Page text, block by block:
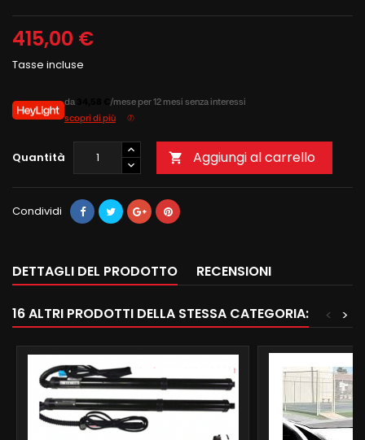
415,00 €
Tasse incluse
da
/mese per 12 mesi senza interessi
scopri di più
Quantità  Aggiungi al carrello
Condividi
DETTAGLI DEL PRODOTTO RECENSIONI
16 ALTRI PRODOTTI DELLA STESSA CATEGORIA: >
<